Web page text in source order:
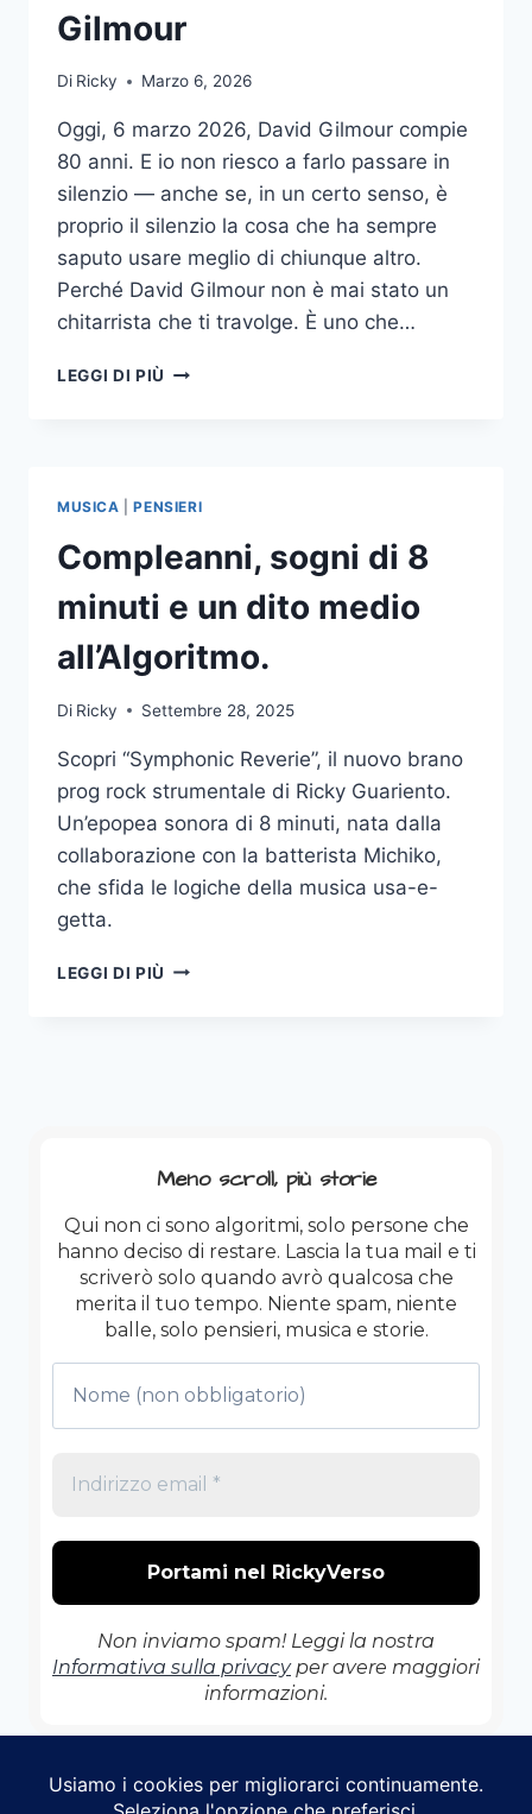
Gilmour
Di Ricky Marzo 6, 2026
Oggi, 6 marzo 2026, David Gilmour compie
80 anni. E io non riesco a farlo passare in
silenzio — anche se, in un certo senso, è
proprio il silenzio la cosa che ha sempre
saputo usare meglio di chiunque altro.
Perché David Gilmour non è mai stato un
chitarrista che ti travolge. È uno che…
LEGGI DI PIÙ HAPPY
MUSICA |PENSIERI
Compleanni, sogni di 8
minuti e un dito medio
all’Algoritmo.
Di Ricky Settembre 28, 2025
Scopri “Symphonic Reverie”, il nuovo brano
prog rock strumentale di Ricky Guariento.
Un’epopea sonora di 8 minuti, nata dalla
collaborazione con la batterista Michiko,
che sfida le logiche della musica usa-e-
getta.
LEGGI DI PIÙ COMPLEANNI,
ALL’ALGORITMO.
Meno scroll, più storie
Qui non ci sono algoritmi, solo persone che
hanno deciso di restare. Lascia la tua mail e ti
scriverò solo quando avrò qualcosa che
merita il tuo tempo. Niente spam, niente
balle, solo pensieri, musica e storie.
Non inviamo spam! Leggi la nostra
Informativa sulla privacyper avere maggiori
informazioni.